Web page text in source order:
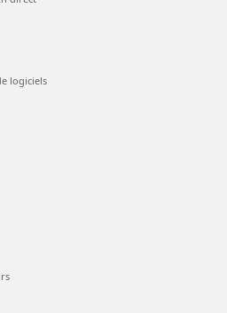
logiciels